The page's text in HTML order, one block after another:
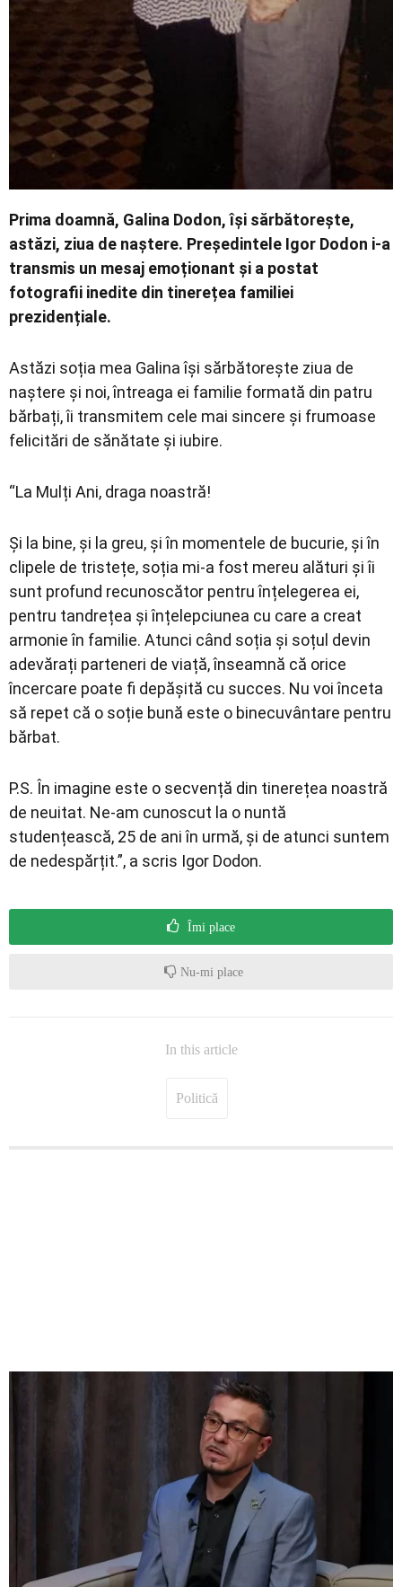
Prima doamnă, Galina Dodon, își sărbătorește,
astăzi, ziua de naștere. Președintele Igor Dodon i-a
transmis un mesaj emoționant și a postat
fotografii inedite din tinerețea familiei
prezidențiale.
Astăzi soția mea Galina își sărbătorește ziua de
naștere și noi, întreaga ei familie formată din patru
bărbați, îi transmitem cele mai sincere și frumoase
felicitări de sănătate și iubire.
“La Mulți Ani, draga noastră!
Și la bine, și la greu, și în momentele de bucurie, și în
clipele de tristețe, soția mi-a fost mereu alături și îi
sunt profund recunoscător pentru înțelegerea ei,
pentru tandrețea și înțelepciunea cu care a creat
armonie în familie. Atunci când soția și soțul devin
adevărați parteneri de viață, înseamnă că orice
încercare poate fi depășită cu succes. Nu voi înceta
să repet că o soție bună este o binecuvântare pentru
bărbat.
P.S. În imagine este o secvență din tinerețea noastră
de neuitat. Ne-am cunoscut la o nuntă
studențească, 25 de ani în urmă, și de atunci suntem
de nedespărțit.”, a scris Igor Dodon.
Îmi place
Nu-mi place
In this article
Politică